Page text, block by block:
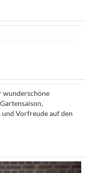
wunderschöne
Vorfreude auf den